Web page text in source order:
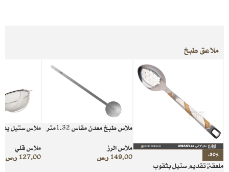
ملاعق طبخ
-30%
ملعقة تقديم ستيل بثقوب
ملاس طبخ معدن مقاس 1.32متر
ملاس الرز
149.00 ر.س
ملاس ستيل يد
ملاس قلي
127.00 ر.س